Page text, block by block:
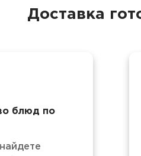
Доставка
блюд по